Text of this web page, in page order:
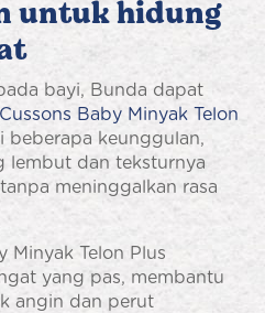
bayi, Bunda dapat
Cussons Baby Minyak Telon
beberapa keunggulan,
lembut dan teksturnya
meninggalkan rasa
Minyak Telon Plus
yang pas, membantu
angin dan perut